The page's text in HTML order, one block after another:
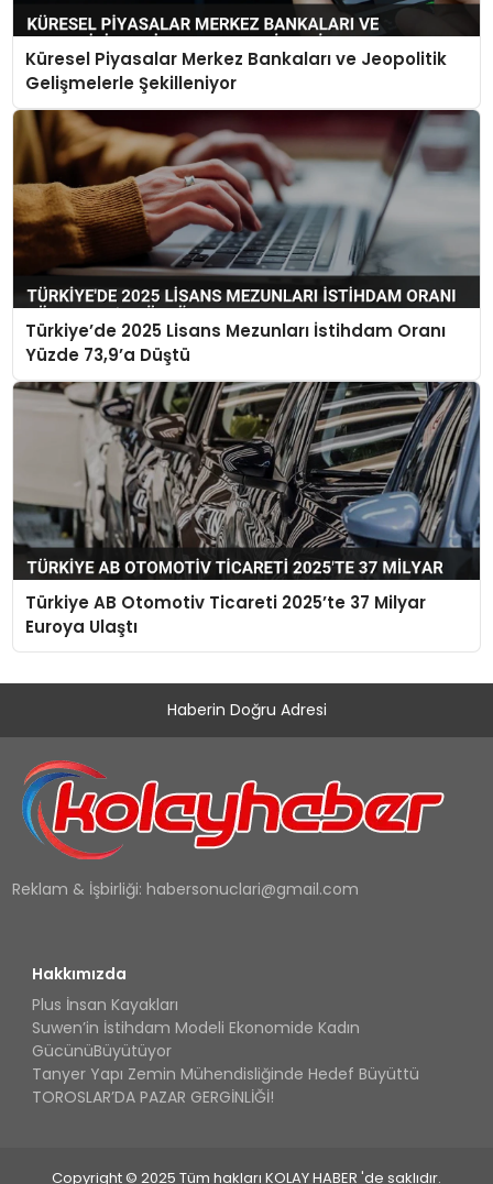
Küresel Piyasalar Merkez Bankaları ve Jeopolitik
Gelişmelerle Şekilleniyor
Türkiye’de 2025 Lisans Mezunları İstihdam Oranı
Yüzde 73,9’a Düştü
Türkiye AB Otomotiv Ticareti 2025’te 37 Milyar
Euroya Ulaştı
Haberin Doğru Adresi
Reklam & İşbirliği: habersonuclari@gmail.com
Hakkımızda
Plus İnsan Kayakları
Suwen’in İstihdam Modeli Ekonomide Kadın
GücünüBüyütüyor
Tanyer Yapı Zemin Mühendisliğinde Hedef Büyüttü
TOROSLAR’DA PAZAR GERGİNLİĞİ!
Copyright © 2025 Tüm hakları KOLAY HABER 'de saklıdır.